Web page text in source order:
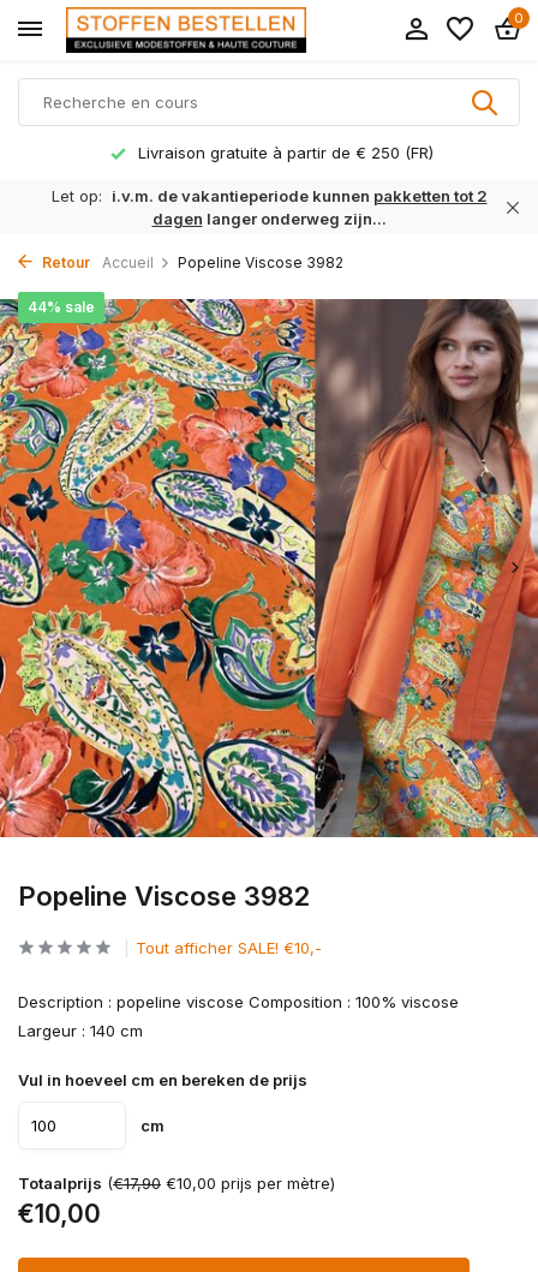
0
Livraison gratuite à partir de € 250 (FR)
Let op: i.v.m. de vakantieperiode kunnen pakketten tot 2
dagen langer onderweg zijn...
Retour Accueil Popeline Viscose 3982
Popeline Viscose 3982
44% sale
Tout afficher SALE! €10,-
Description : popeline viscose Composition : 100% viscose
Largeur : 140 cm
Vul in hoeveel cm en bereken de prijs
cm
Totaalprijs (€17,90 €10,00 prijs per mètre)
€10,00